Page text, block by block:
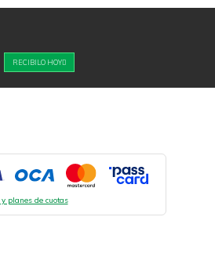
RECIBILO HOY
planes de cuotas